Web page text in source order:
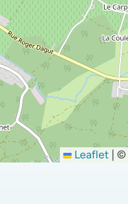
Leaflet ©